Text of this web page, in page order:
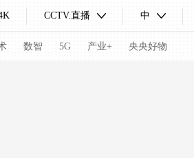
CCTV.直播 中
数智 5G 产业+ 央央好物